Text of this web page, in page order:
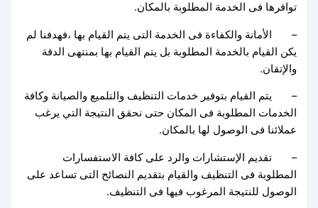
توافرها فى الخدمة المطلوبة بالمكان.
– الأمانة والكفاءة فى الخدمة التى يتم القيام بها ،فهدفنا لم
يكن القيام بالخدمة المطلوبة بل يتم القيام بها بمنتهى الدقة
والإتقان.
– يتم القيام بتوفير خدمات التنظيف والتلميع والصيانة وكافة
الخدمات المطلوبة فى المكان حتى نحقق النتيجة التي يرغب
عملائنا فى الوصول لها بالمكان.
– تقديم الإستشارات والرد على كافة الاستفسارات
المطلوبة فى التنظيف والقيام بتقديم النصائح التى تساعد على
الوصول للنتيجة المرغوب فيها فى التنظيف.